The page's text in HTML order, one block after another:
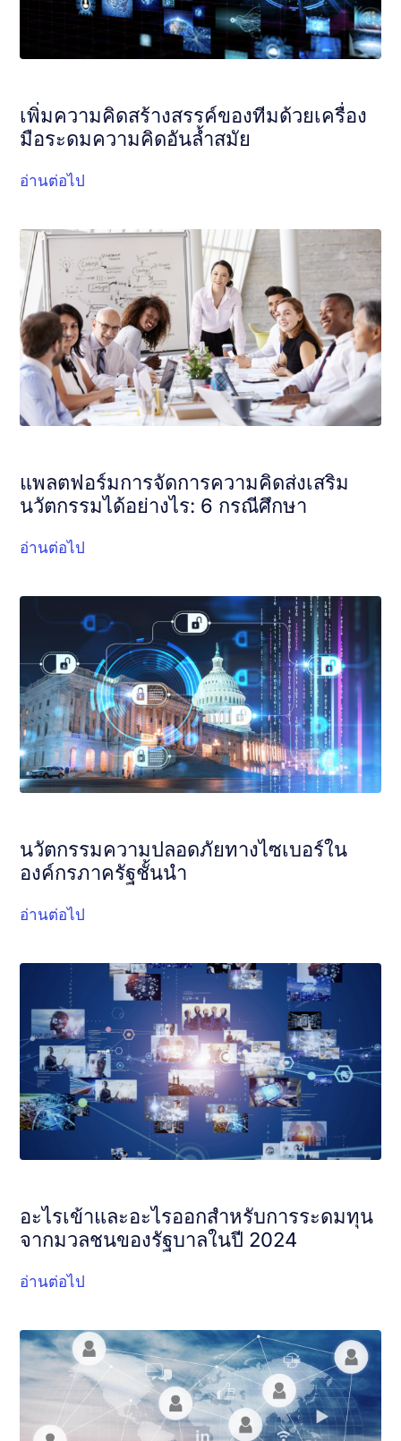
เพิ่มความคิดสร้างสรรค์ของทีมด้วยเครื่อง
มือระดมความคิดอันล้ำสมัย
อ่านต่อไป
แพลตฟอร์มการจัดการความคิดส่งเสริม
นวัตกรรมได้อย่างไร: 6 กรณีศึกษา
อ่านต่อไป
นวัตกรรมความปลอดภัยทางไซเบอร์ใน
องค์กรภาครัฐชั้นนำ
อ่านต่อไป
อะไรเข้าและอะไรออกสำหรับการระดมทุน
จากมวลชนของรัฐบาลในปี 2024
อ่านต่อไป